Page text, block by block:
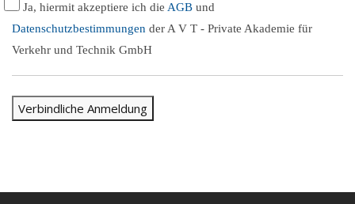
Ja, hiermit akzeptiere ich die AGB und
Datenschutzbestimmungen der A V T - Private Akademie für
Verkehr und Technik GmbH